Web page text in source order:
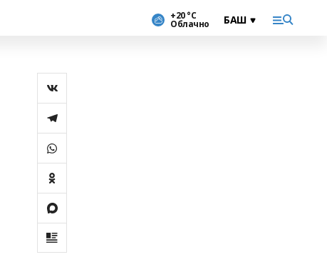
+20 °С
Облачно